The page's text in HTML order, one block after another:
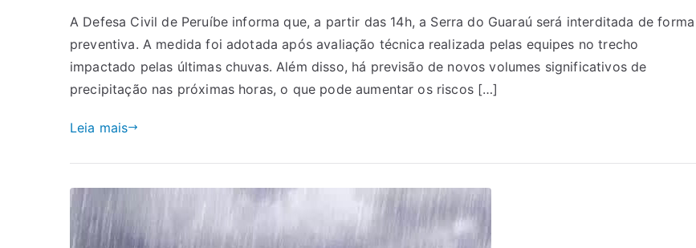
A Defesa Civil de Peruíbe informa que, a partir das 14h, a Serra do Guaraú será interditada de forma
preventiva. A medida foi adotada após avaliação técnica realizada pelas equipes no trecho
impactado pelas últimas chuvas. Além disso, há previsão de novos volumes significativos de
precipitação nas próximas horas, o que pode aumentar os riscos […]
Leia mais